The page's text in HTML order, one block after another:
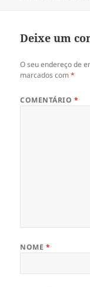
Deixe um
O seu endereço de
marcados com*
COMENTÁRIO *
NOME *